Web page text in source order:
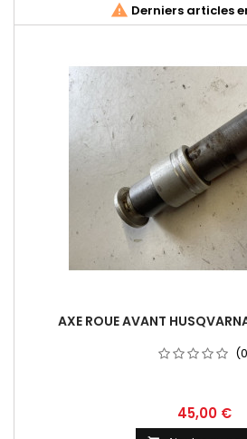
 Derniers articles
AXE ROUE AVANT
45,00 €